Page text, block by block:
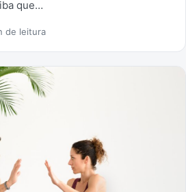
que…
de leitura